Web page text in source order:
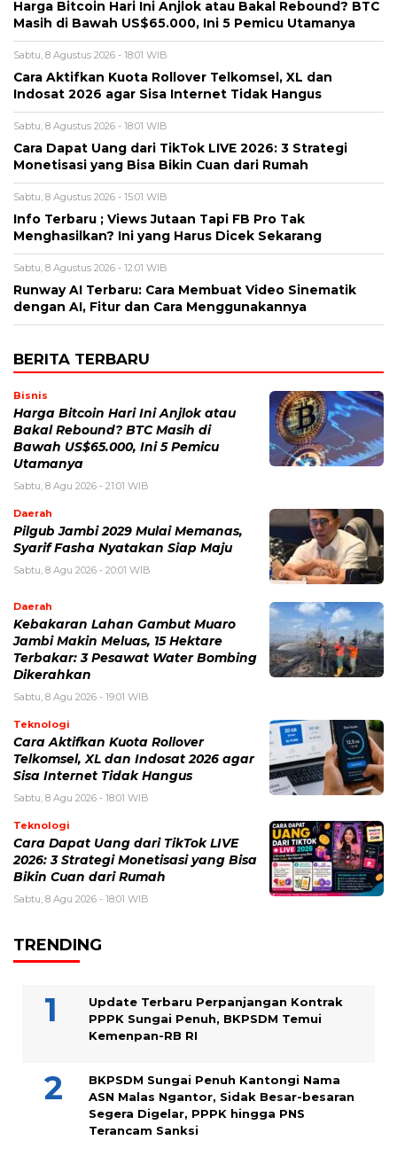
Harga Bitcoin Hari Ini Anjlok atau Bakal Rebound? BTC
Masih di Bawah US$65.000, Ini 5 Pemicu Utamanya
Sabtu, 8 Agustus 2026 - 18:01 WIB
Cara Aktifkan Kuota Rollover Telkomsel, XL dan
Indosat 2026 agar Sisa Internet Tidak Hangus
Sabtu, 8 Agustus 2026 - 18:01 WIB
Cara Dapat Uang dari TikTok LIVE 2026: 3 Strategi
Monetisasi yang Bisa Bikin Cuan dari Rumah
Sabtu, 8 Agustus 2026 - 15:01 WIB
Info Terbaru ; Views Jutaan Tapi FB Pro Tak
Menghasilkan? Ini yang Harus Dicek Sekarang
Sabtu, 8 Agustus 2026 - 12:01 WIB
Runway AI Terbaru: Cara Membuat Video Sinematik
dengan AI, Fitur dan Cara Menggunakannya
BERITA TERBARU
Bisnis
Harga Bitcoin Hari Ini Anjlok atau
Bakal Rebound? BTC Masih di
Bawah US$65.000, Ini 5 Pemicu
Utamanya
Sabtu, 8 Agu 2026 - 21:01 WIB
Daerah
Pilgub Jambi 2029 Mulai Memanas,
Syarif Fasha Nyatakan Siap Maju
Sabtu, 8 Agu 2026 - 20:01 WIB
Daerah
Kebakaran Lahan Gambut Muaro
Jambi Makin Meluas, 15 Hektare
Terbakar: 3 Pesawat Water Bombing
Dikerahkan
Sabtu, 8 Agu 2026 - 19:01 WIB
Teknologi
Cara Aktifkan Kuota Rollover
Telkomsel, XL dan Indosat 2026 agar
Sisa Internet Tidak Hangus
Sabtu, 8 Agu 2026 - 18:01 WIB
Teknologi
Cara Dapat Uang dari TikTok LIVE
2026: 3 Strategi Monetisasi yang Bisa
Bikin Cuan dari Rumah
Sabtu, 8 Agu 2026 - 18:01 WIB
TRENDING
Update Terbaru Perpanjangan Kontrak
PPPK Sungai Penuh, BKPSDM Temui
Kemenpan-RB RI
BKPSDM Sungai Penuh Kantongi Nama
ASN Malas Ngantor, Sidak Besar-besaran
Segera Digelar, PPPK hingga PNS
Terancam Sanksi